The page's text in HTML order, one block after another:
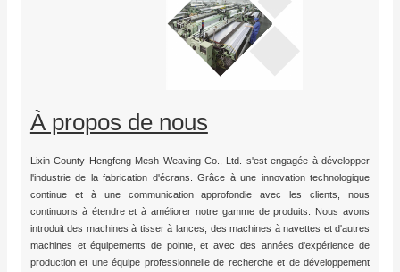
À propos de nous
Lixin County Hengfeng Mesh Weaving Co., Ltd. s'est engagée à développer
l'industrie de la fabrication d'écrans. Grâce à une innovation technologique
continue et à une communication approfondie avec les clients, nous
continuons à étendre et à améliorer notre gamme de produits. Nous avons
introduit des machines à tisser à lances, des machines à navettes et d'autres
machines et équipements de pointe, et avec des années d'expérience de
production et une équipe professionnelle de recherche et de développement